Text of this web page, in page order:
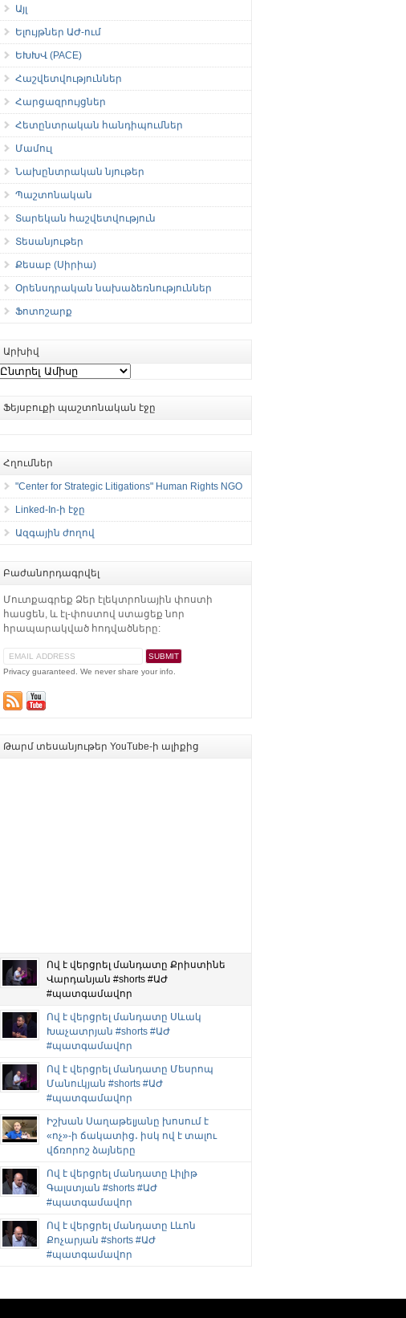
Այլ
Ելույթներ ԱԺ-ում
ԵԽԽՎ (PACE)
Հաշվետվություններ
Հարցազրույցներ
Հետընտրական հանդիպումներ
Մամուլ
Նախընտրական նյութեր
Պաշտոնական
Տարեկան հաշվետվություն
Տեսանյութեր
Քեսաբ (Սիրիա)
Օրենսդրական նախաձեռնություններ
Ֆոտոշարք
Արխիվ
Արխիվ
Ֆեյսբուքի պաշտոնական էջը
Հղումներ
"Center for Strategic Litigations" Human Rights NGO
Linked-In-ի էջը
Ազգային ժողով
Բաժանորդագրվել
Մուտքագրեք Ձեր էլեկտրոնային փոստի
հասցեն, և էլ-փոստով ստացեք նոր
հրապարակված հոդվածները:
Privacy guaranteed. We never share your info.
Թարմ տեսանյութեր YouTube-ի ալիքից
Ով է վերցրել մանդատը Քրիստինե
Վարդանյան #shorts #ԱԺ
#պատգամավոր
Ով է վերցրել մանդատը Սևակ
Խաչատրյան #shorts #ԱԺ
#պատգամավոր
Ով է վերցրել մանդատը Մեսրոպ
Մանուկյան #shorts #ԱԺ
#պատգամավոր
Իշխան Սաղաթելյանը խոսում է
«ոչ»-ի ճակատից․ իսկ ով է տալու
վճռորոշ ձայները
Ով է վերցրել մանդատը Լիլիթ
Գալստյան #shorts #ԱԺ
#պատգամավոր
Ով է վերցրել մանդատը Լևոն
Քոչարյան #shorts #ԱԺ
#պատգամավոր